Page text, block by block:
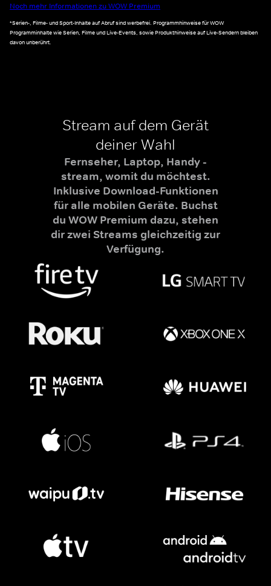
Noch mehr Informationen zu WOW Premium
*Serien-, Filme- und Sport-Inhalte auf Abruf sind werbefrei. Programmhinweise für WOW
Programminhalte wie Serien, Filme und Live-Events, sowie Produkthinweise auf Live-Sendern bleiben
davon unberührt.
Stream auf dem Gerät
deiner Wahl
Fernseher, Laptop, Handy -
stream, womit du möchtest.
Inklusive Download-Funktionen
für alle mobilen Geräte. Buchst
du WOW Premium dazu, stehen
dir zwei Streams gleichzeitig zur
Verfügung.